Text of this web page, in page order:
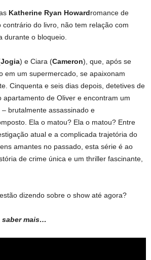
Katherine Ryan Howardromance de
contrário do livro, não tem relação com
durante o bloqueio.
Jogia) e Ciara (Cameron), que, após se
em um supermercado, se apaixonam
Cinquenta e seis dias depois, detetives de
apartamento de Oliver e encontram um
brutalmente assassinado e
Ela o matou? Ela o matou? Entre
atual e a complicada trajetória do
amantes no passado, esta série é ao
de crime única e um thriller fascinante,
dizendo sobre o show até agora?
saber mais…